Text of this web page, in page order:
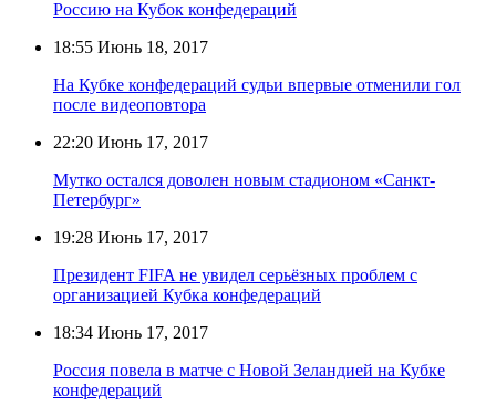
Россию на Кубок конфедераций
18:55 Июнь 18, 2017
На Кубке конфедераций судьи впервые отменили гол
после видеоповтора
22:20 Июнь 17, 2017
Мутко остался доволен новым стадионом «Санкт-
Петербург»
19:28 Июнь 17, 2017
Президент FIFA не увидел серьёзных проблем с
организацией Кубка конфедераций
18:34 Июнь 17, 2017
Россия повела в матче с Новой Зеландией на Кубке
конфедераций